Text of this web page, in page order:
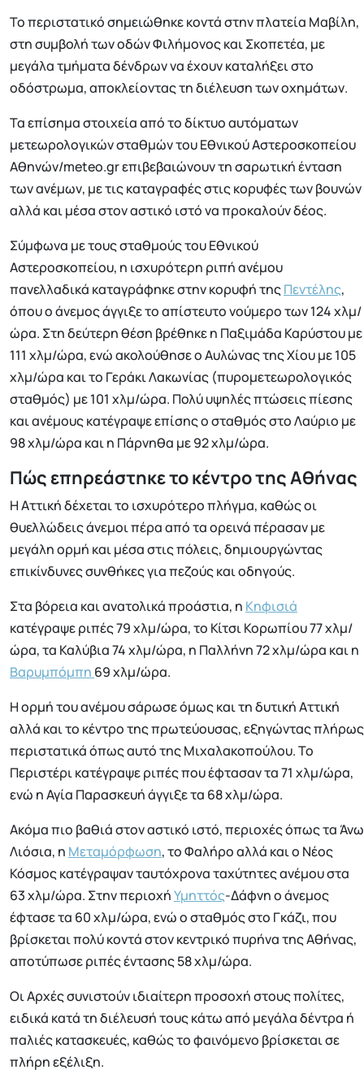
Το περιστατικό σημειώθηκε κοντά στην πλατεία Μαβίλη,
στη συμβολή των οδών Φιλήμονος και Σκοπετέα, με
μεγάλα τμήματα δένδρων να έχουν καταλήξει στο
οδόστρωμα, αποκλείοντας τη διέλευση των οχημάτων.
Τα επίσημα στοιχεία από το δίκτυο αυτόματων
μετεωρολογικών σταθμών του Εθνικού Αστεροσκοπείου
Αθηνών/meteo.gr επιβεβαιώνουν τη σαρωτική ένταση
των ανέμων, με τις καταγραφές στις κορυφές των βουνών
αλλά και μέσα στον αστικό ιστό να προκαλούν δέος.
Σύμφωνα με τους σταθμούς του Εθνικού
Αστεροσκοπείου, η ισχυρότερη ριπή ανέμου
πανελλαδικά καταγράφηκε στην κορυφή τηςΠεντέλης,
όπου ο άνεμος άγγιξε το απίστευτο νούμερο των 124 χλμ/
ώρα. Στη δεύτερη θέση βρέθηκε η Παξιμάδα Καρύστου με
111 χλμ/ώρα, ενώ ακολούθησε ο Αυλώνας της Χίου με 105
χλμ/ώρα και το Γεράκι Λακωνίας (πυρομετεωρολογικός
σταθμός) με 101 χλμ/ώρα. Πολύ υψηλές πτώσεις πίεσης
και ανέμους κατέγραψε επίσης ο σταθμός στο Λαύριο με
98 χλμ/ώρα και η Πάρνηθα με 92 χλμ/ώρα.
Πώς επηρεάστηκε το κέντρο της Αθήνας
Η Αττική δέχεται το ισχυρότερο πλήγμα, καθώς οι
θυελλώδεις άνεμοι πέρα από τα ορεινά πέρασαν με
μεγάλη ορμή και μέσα στις πόλεις, δημιουργώντας
επικίνδυνες συνθήκες για πεζούς και οδηγούς.
Στα βόρεια και ανατολικά προάστια, η Κηφισιά
κατέγραψε ριπές 79 χλμ/ώρα, το Κίτσι Κορωπίου 77 χλμ/
ώρα, τα Καλύβια 74 χλμ/ώρα, η Παλλήνη 72 χλμ/ώρα και η
Βαρυμπόμπη 69 χλμ/ώρα.
Η ορμή του ανέμου σάρωσε όμως και τη δυτική Αττική
αλλά και το κέντρο της πρωτεύουσας, εξηγώντας πλήρως
περιστατικά όπως αυτό της Μιχαλακοπούλου. Το
Περιστέρι κατέγραψε ριπές που έφτασαν τα 71 χλμ/ώρα,
ενώ η Αγία Παρασκευή άγγιξε τα 68 χλμ/ώρα.
Ακόμα πιο βαθιά στον αστικό ιστό, περιοχές όπως τα Άνω
Λιόσια, η Μεταμόρφωση, το Φαλήρο αλλά και ο Νέος
Κόσμος κατέγραψαν ταυτόχρονα ταχύτητες ανέμου στα
63 χλμ/ώρα. Στην περιοχήΥμηττός-Δάφνη ο άνεμος
έφτασε τα 60 χλμ/ώρα, ενώ ο σταθμός στο Γκάζι, που
βρίσκεται πολύ κοντά στον κεντρικό πυρήνα της Αθήνας,
αποτύπωσε ριπές έντασης 58 χλμ/ώρα.
Οι Αρχές συνιστούν ιδιαίτερη προσοχή στους πολίτες,
ειδικά κατά τη διέλευσή τους κάτω από μεγάλα δέντρα ή
παλιές κατασκευές, καθώς το φαινόμενο βρίσκεται σε
πλήρη εξέλιξη.